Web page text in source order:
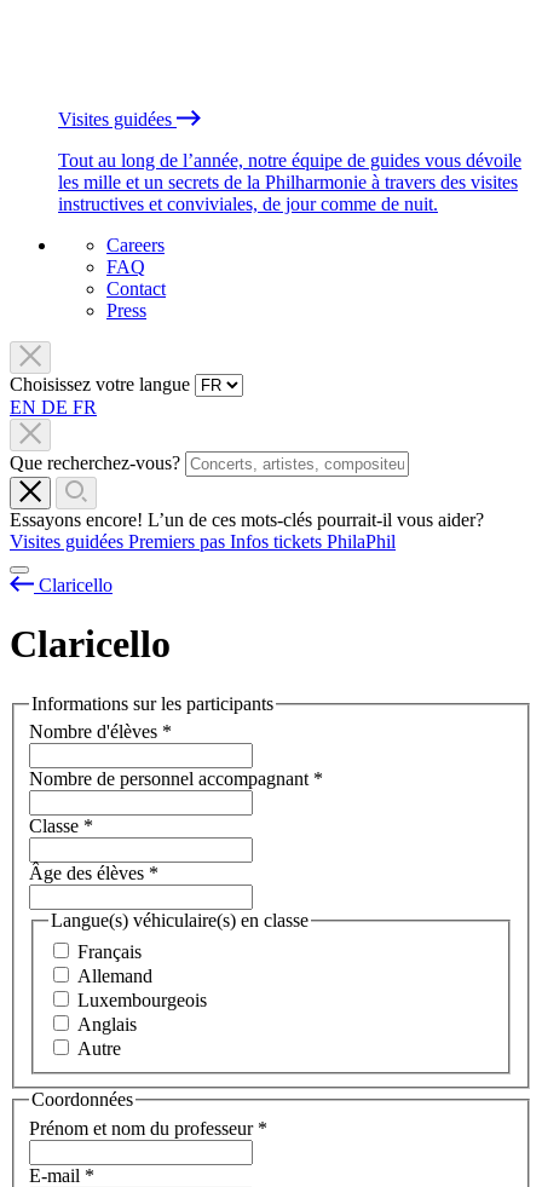
Visites guidées
Tout au long de l’année, notre équipe de guides vous dévoile
les mille et un secrets de la Philharmonie à travers des visites
instructives et conviviales, de jour comme de nuit.
Careers
FAQ
Contact
Press
Choisissez votre langue
EN DE FR
Que recherchez-vous?
Essayons encore! L’un de ces mots-clés pourrait-il vous aider?
Visites guidées Premiers pas Infos tickets PhilaPhil
Claricello
Claricello
Informations sur les participants
Nombre d'élèves *
Nombre de personnel accompagnant *
Classe *
Âge des élèves *
Langue(s) véhiculaire(s) en classe
Français
Allemand
Luxembourgeois
Anglais
Autre
Coordonnées
Prénom et nom du professeur *
E-mail *